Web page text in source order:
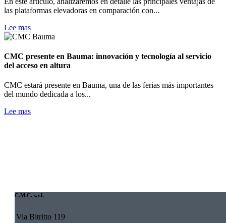
las plataformas elevadoras en comparación con...
Lee mas
CMC presente en Bauma: innovación y tecnología al servicio
del acceso en altura
CMC estará presente en Bauma, una de las ferias más importantes
del mundo dedicada a los...
Lee mas
C.M.C. s.r.l.
Via Bitritto 119